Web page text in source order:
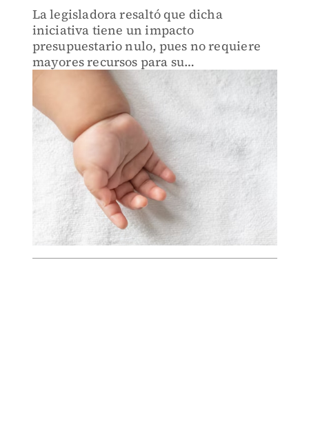
La legisladora resaltó que dicha
iniciativa tiene un impacto
presupuestario nulo, pues no requiere
mayores recursos para su
implementación.